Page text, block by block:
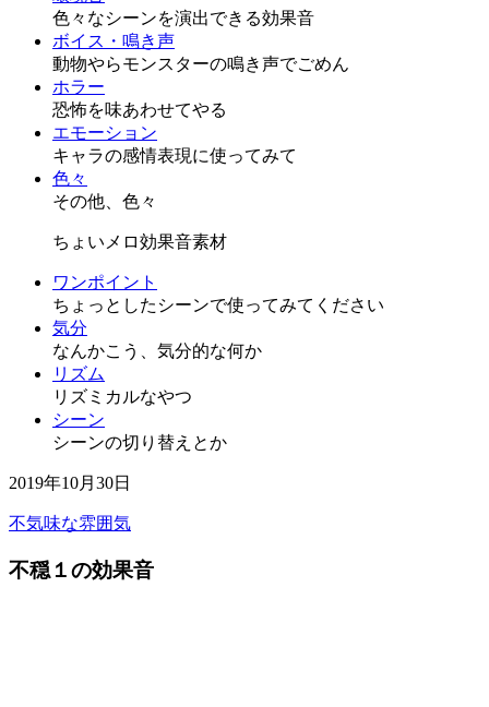
色々なシーンを演出できる効果音
ボイス・鳴き声
動物やらモンスターの鳴き声でごめん
ホラー
恐怖を味あわせてやる
エモーション
キャラの感情表現に使ってみて
色々
その他、色々
ちょいメロ効果音素材
ワンポイント
ちょっとしたシーンで使ってみてください
気分
なんかこう、気分的な何か
リズム
リズミカルなやつ
シーン
シーンの切り替えとか
2019年10月30日
不気味な雰囲気
不穏１の効果音